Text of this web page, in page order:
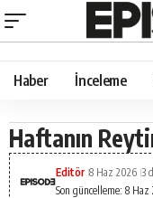
Haber İnceleme
Haftanın
Son güncelleme: 8 Haz
Editör 8 Haz 2026 3